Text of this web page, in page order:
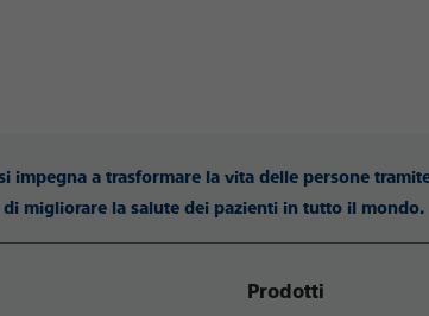
impegna a trasformare la vita delle persone
di migliorare la salute dei pazienti in tutto il mondo.
Prodotti